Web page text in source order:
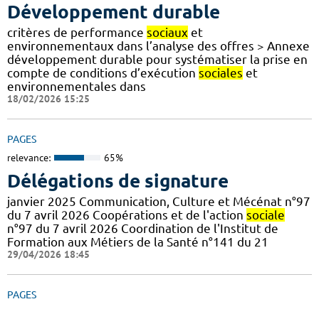
Développement durable
critères de performance sociaux et
environnementaux dans l’analyse des offres > Annexe
développement durable pour systématiser la prise en
compte de conditions d’exécution sociales et
environnementales dans
18/02/2026 15:25
PAGES
relevance: 65%
Délégations de signature
janvier 2025 Communication, Culture et Mécénat n°97
du 7 avril 2026 Coopérations et de l'action sociale
n°97 du 7 avril 2026 Coordination de l'Institut de
Formation aux Métiers de la Santé n°141 du 21
29/04/2026 18:45
PAGES